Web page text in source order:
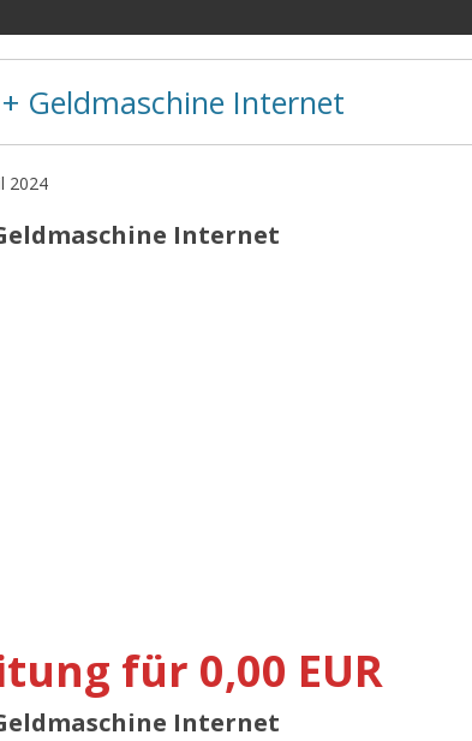
+ Geldmaschine Internet
2024
Geldmaschine Internet
für 0,00 EUR
Geldmaschine Internet